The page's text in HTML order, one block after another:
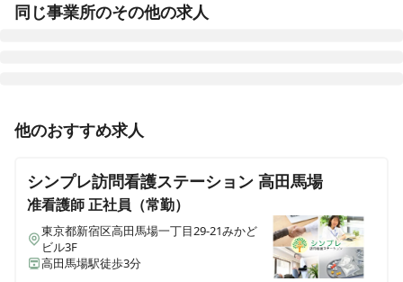
愛知県豊田市浄水町原山277
医療施設型ホスピス 医心館府中
医療施設型ホスピス 医心館加古川
兵庫県加古川市加古川町北在家2315番地の1
医療施設型ホスピス 医心館南草津
同じ事業所のその他の求人
正看護師 正社員（常勤）
【新宿区 / 高田馬場駅】2024年10月オープン✨医療施
1ケタ
正看護師
【高田馬場】夜勤・オンコールなし◎月給43.7万円～◎
他のおすすめ求人
シンプレ訪問看護ステーション 高田馬場
准看護師正社員（常勤）
東京都新宿区高田馬場一丁目29-21みかど
ビル3F
高田馬場駅徒歩3分